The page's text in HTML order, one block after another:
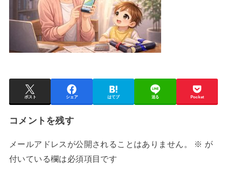
ポスト シェア はてブ 送る Pocket
コメントを残す
メールアドレスが公開されることはありません。 ※ が
付いている欄は必須項目です